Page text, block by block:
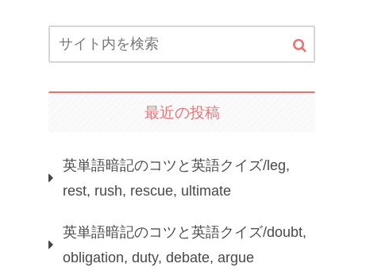
最近の投稿
英単語暗記のコツと英語クイズ/leg,
rest, rush, rescue, ultimate
英単語暗記のコツと英語クイズ/doubt,
obligation, duty, debate, argue